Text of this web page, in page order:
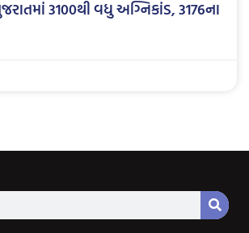
3100થી વધુ અગ્નિકાંડ, 3176ના